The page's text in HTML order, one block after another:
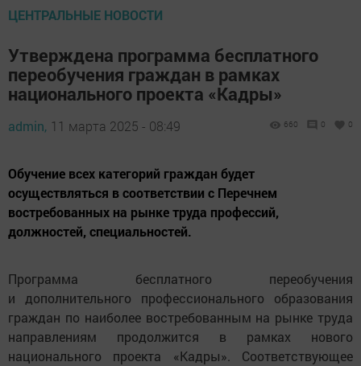
ЦЕНТРАЛЬНЫЕ НОВОСТИ
Утверждена программа бесплатного
переобучения граждан в рамках
национального проекта «Кадры»
admin, 11 марта 2025 - 08:49 660 0 0
Обучение всех категорий граждан будет
осуществляться в соответствии с Перечнем
востребованных на рынке труда профессий,
должностей, специальностей.
Программа бесплатного переобучения
и дополнительного профессионального образования
граждан по наиболее востребованным на рынке труда
направлениям продолжится в рамках нового
национального проекта «Кадры». Соответствующее